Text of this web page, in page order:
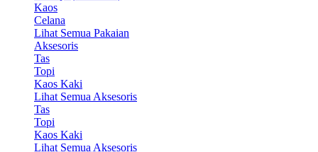
Kaos
Celana
Lihat Semua Pakaian
Aksesoris
Tas
Topi
Kaos Kaki
Lihat Semua Aksesoris
Tas
Topi
Kaos Kaki
Lihat Semua Aksesoris